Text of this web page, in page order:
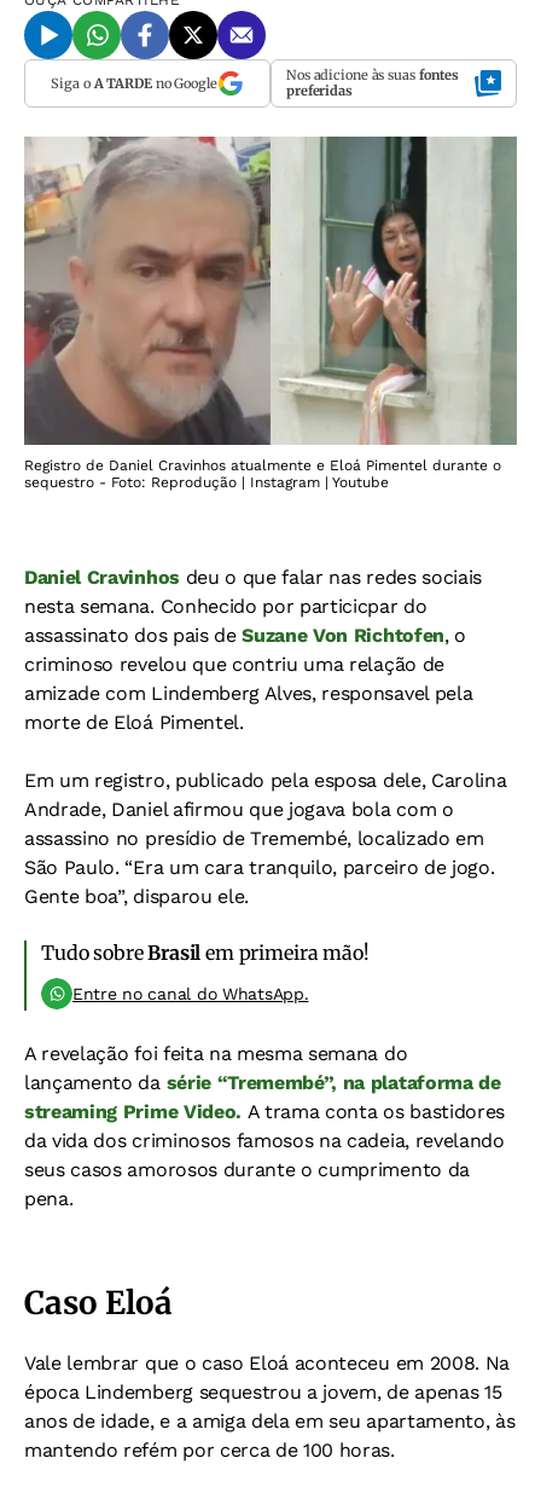
Siga o A TARDEno Google Nos adicione às suas fontes
preferidas
Registro de Daniel Cravinhos atualmente e Eloá Pimentel durante o
sequestro - Foto: Reprodução | Instagram | Youtube
Daniel Cravinhos deu o que falar nas redes sociais
nesta semana. Conhecido por particicpar do
assassinato dos pais deSuzane Von Richtofen, o
criminoso revelou que contriu uma relação de
amizade com Lindemberg Alves, responsavel pela
morte de Eloá Pimentel.
Em um registro, publicado pela esposa dele, Carolina
Andrade, Daniel afirmou que jogava bola com o
assassino no presídio de Tremembé, localizado em
São Paulo. “Era um cara tranquilo, parceiro de jogo.
Gente boa”, disparou ele.
Tudo sobreBrasil em primeira mão!
Entre no canal do WhatsApp.
A revelação foi feita na mesma semana do
lançamento da série “Tremembé”, na plataforma de
streaming Prime Video. A trama conta os bastidores
da vida dos criminosos famosos na cadeia, revelando
seus casos amorosos durante o cumprimento da
pena.
Caso Eloá
Vale lembrar que o caso Eloá aconteceu em 2008. Na
época Lindemberg sequestrou a jovem, de apenas 15
anos de idade, e a amiga dela em seu apartamento, às
mantendo refém por cerca de 100 horas.